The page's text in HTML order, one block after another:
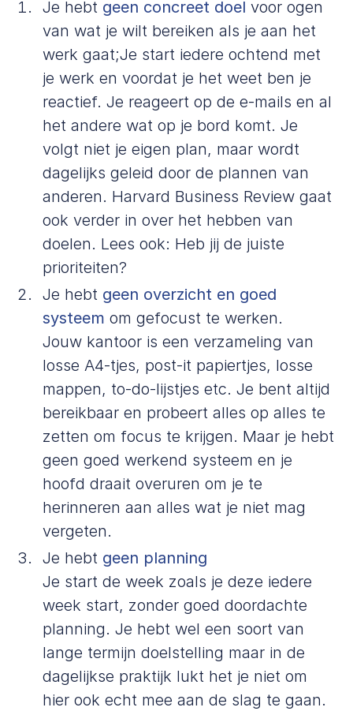
Je hebt geen concreet doel voor ogen
van wat je wilt bereiken als je aan het
werk gaat;Je start iedere ochtend met
je werk en voordat je het weet ben je
reactief. Je reageert op de e-mails en al
het andere wat op je bord komt. Je
volgt niet je eigen plan, maar wordt
dagelijks geleid door de plannen van
anderen. Harvard Business Review gaat
ook verder in over het hebben van
doelen. Lees ook: Heb jij de juiste
prioriteiten?
Je hebt geen overzicht en goed
systeemom gefocust te werken.
Jouw kantoor is een verzameling van
losse A4-tjes, post-it papiertjes, losse
mappen, to-do-lijstjes etc. Je bent altijd
bereikbaar en probeert alles op alles te
zetten om focus te krijgen. Maar je hebt
geen goed werkend systeem en je
hoofd draait overuren om je te
herinneren aan alles wat je niet mag
vergeten.
Je hebt geen planning
Je start de week zoals je deze iedere
week start, zonder goed doordachte
planning. Je hebt wel een soort van
lange termijn doelstelling maar in de
dagelijkse praktijk lukt het je niet om
hier ook echt mee aan de slag te gaan.